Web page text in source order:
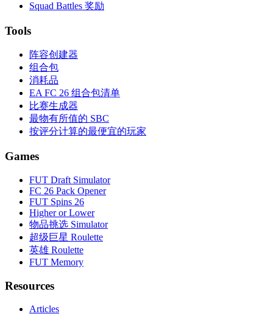
Squad Battles 奖励
Tools
阵容创建器
组合包
消耗品
EA FC 26 组合包清单
比赛生成器
最物有所值的 SBC
按评分计算的最便宜的玩家
Games
FUT Draft Simulator
FC 26 Pack Opener
FUT Spins 26
Higher or Lower
物品挑选 Simulator
超级巨星 Roulette
英雄 Roulette
FUT Memory
Resources
Articles